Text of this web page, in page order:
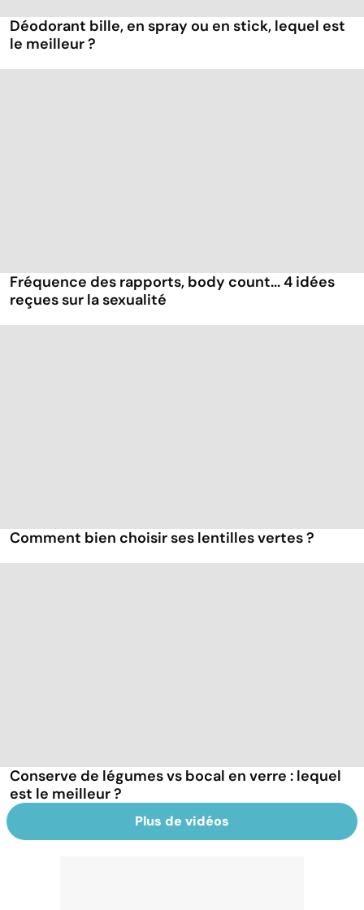
Déodorant bille, en spray ou en stick, lequel est
le meilleur ?
Fréquence des rapports, body count... 4 idées
reçues sur la sexualité
Comment bien choisir ses lentilles vertes ?
Conserve de légumes vs bocal en verre : lequel
est le meilleur ?
Plus de vidéos